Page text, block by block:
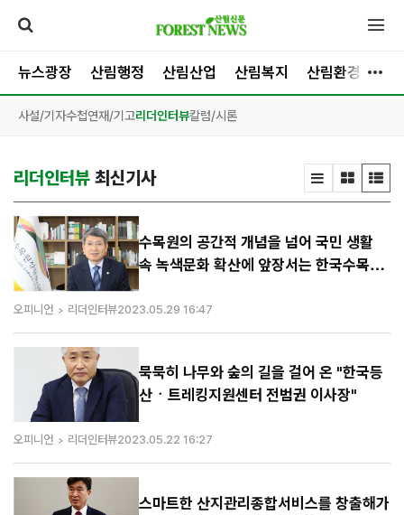
뉴스광장 산림행정 산림산업 산림복지 산림환경 목
사설/기자수첩연재/기고리더인터뷰칼럼/시론
리더인터뷰 최신기사
수목원의 공간적 개념을 넘어 국민 생활
속 녹색문화 확산에 앞장서는 한국수목정
오피니언 리더인터뷰2023.05.29 16:47
묵묵히 나무와 숲의 길을 걸어 온 "한국등
산ㆍ트레킹지원센터 전범권 이사장"
오피니언 리더인터뷰2023.05.22 16:27
스마트한 산지관리종합서비스를 창출해가